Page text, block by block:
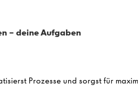
- deine Aufgaben
Prozesse und sorgst für